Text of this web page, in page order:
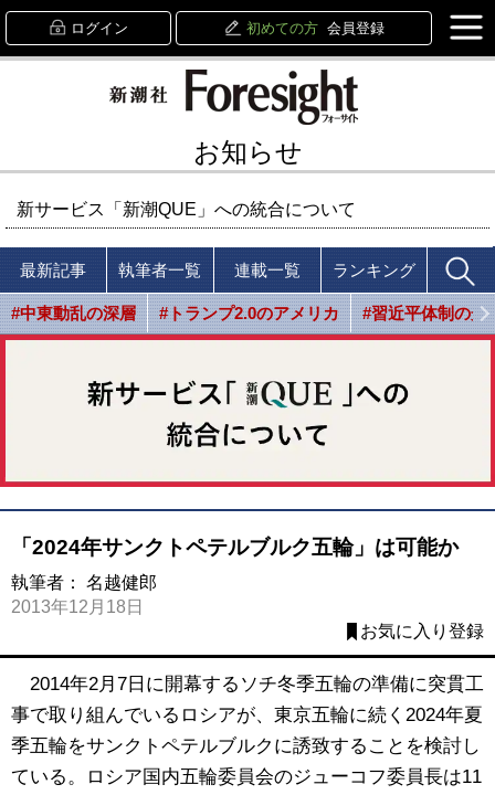
ログイン 初めての方 会員登録
お知らせ
新サービス「新潮QUE」への統合について
最新記事 執筆者一覧 連載一覧 ランキング
#中東動乱の深層 #トランプ2.0のアメリカ #習近平体制の光
「2024年サンクトペテルブルク五輪」は可能か
執筆者： 名越健郎
2013年12月18日
お気に入り登録
2014年2月7日に開幕するソチ冬季五輪の準備に突貫工
事で取り組んでいるロシアが、東京五輪に続く2024年夏
季五輪をサンクトペテルブルクに誘致することを検討し
ている。ロシア国内五輪委員会のジューコフ委員長は11